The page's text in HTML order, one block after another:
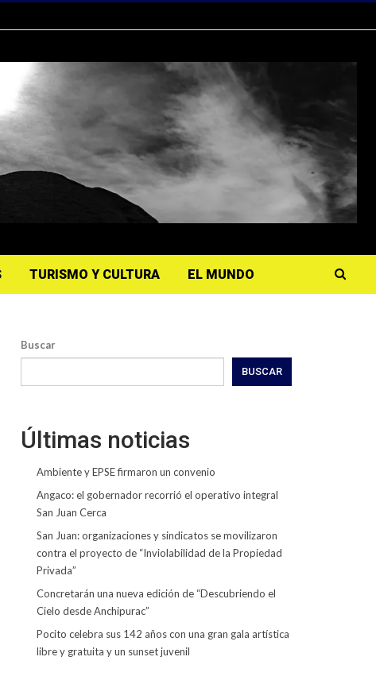
TURISMO Y CULTURA EL MUNDO
Buscar
BUSCAR
Últimas noticias
Ambiente y EPSE firmaron un convenio
Angaco: el gobernador recorrió el operativo integral
San Juan Cerca
San Juan: organizaciones y sindicatos se movilizaron
contra el proyecto de “Inviolabilidad de la Propiedad
Privada”
Concretarán una nueva edición de “Descubriendo el
Cielo desde Anchipurac”
Pocito celebra sus 142 años con una gran gala artística
libre y gratuita y un sunset juvenil